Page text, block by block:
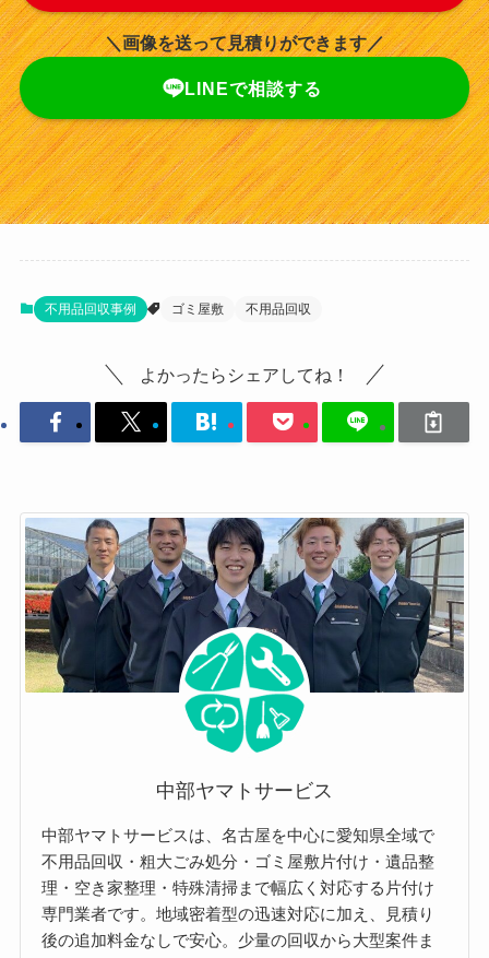
＼画像を送って見積りができます／
LINEで相談する
不用品回収事例 ゴミ屋敷 不用品回収
よかったらシェアしてね！
中部ヤマトサービス
中部ヤマトサービスは、名古屋を中心に愛知県全域で
不用品回収・粗大ごみ処分・ゴミ屋敷片付け・遺品整
理・空き家整理・特殊清掃まで幅広く対応する片付け
専門業者です。地域密着型の迅速対応に加え、見積り
後の追加料金なしで安心。少量の回収から大型案件ま